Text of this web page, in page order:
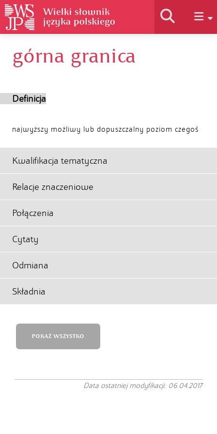
Historia słownika
górna granica
Definicja
najwyższy możliwy lub dopuszczalny poziom czegoś
Kwalifikacja tematyczna
Relacje znaczeniowe
Połączenia
Cytaty
Odmiana
Składnia
POKAŻ WSZYSTKO
Data ostatniej modyfikacji: 06.04.2017